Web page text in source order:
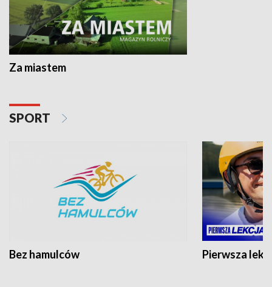
Za miastem
SPORT
Bez hamulców Pierwsza